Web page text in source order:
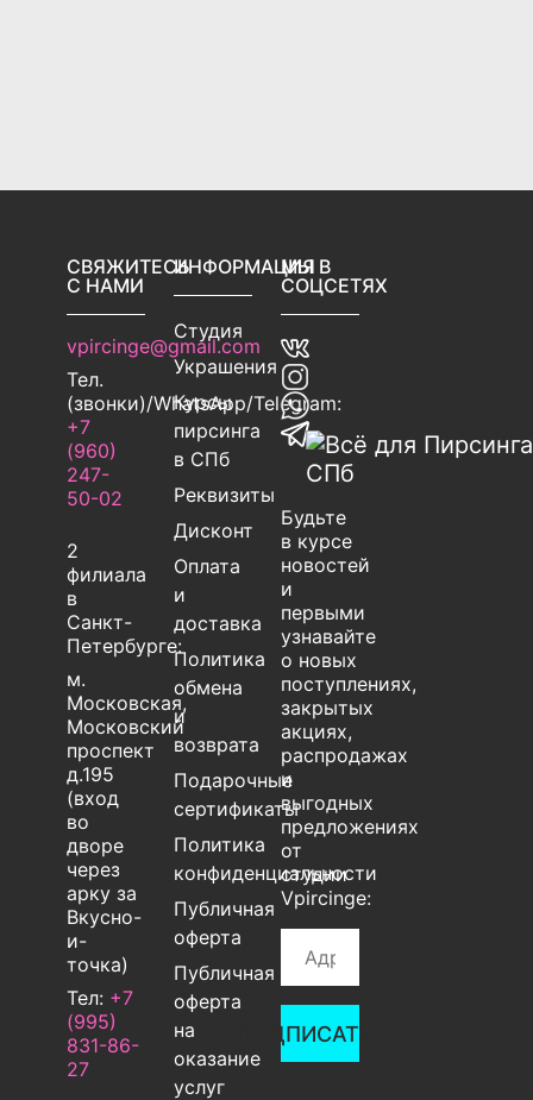
СВЯЖИТЕСЬ
С НАМИ
vpircinge@gmail.com
Тел.
(звонки)/WhatsApp/Telegram:
+7
(960)
247-
50-02
2
филиала
в
Санкт-
Петербурге:
м.
Московская,
Московский
проспект
д.195
(вход
во
дворе
через
арку за
Вкусно-
и-
точка)
Тел: +7
(995)
831-86-
27‬
ИНФОРМАЦИЯ
Студия
Украшения
Курсы
пирсинга
в СПб
Реквизиты
Дисконт
Оплата
и
доставка
Политика
обмена
и
возврата
Подарочные
сертификаты
Политика
конфиденциальности
Публичная
оферта
Публичная
оферта
на
оказание
услуг
МЫ В
СОЦСЕТЯХ
Будьте
в курсе
новостей
и
первыми
узнавайте
о новых
поступлениях,
закрытых
акциях,
распродажах
и
выгодных
предложениях
от
студии
Vpircinge:
ПОДПИСАТЬСЯ